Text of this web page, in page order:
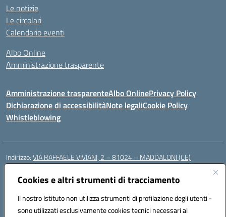
Cookies e altri strumenti di tracciamento
Il nostro Istituto non utilizza strumenti di profilazione degli utenti -
sono utilizzati esclusivamente cookies tecnici necessari al
Le notizie
Le circolari
Calendario eventi
Albo Online
Amministrazione trasparente
Amministrazione trasparenteAlbo OnlinePrivacy Policy
Dichiarazione di accessibilitàNote legaliCookie Policy
Whistleblowing
Indirizzo:VIA RAFFAELE VIVIANI, 2 – 81024 – MADDALONI (CE)
Centralino:
Posta elettronica certificata (PEC):ceic8av00r@pec.istruzione.it
Codice fiscale: 93086020612
Codice meccanografico:CEIC8AV00R